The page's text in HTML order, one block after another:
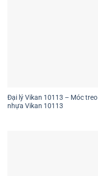
Đại lý Vikan 10113 – Móc treo
nhựa Vikan 10113